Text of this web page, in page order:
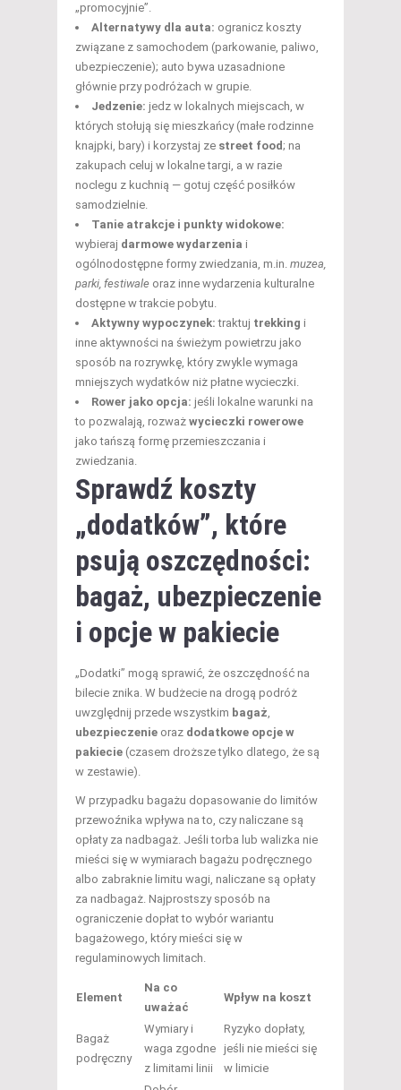
„promocyjnie”.
Alternatywy dla auta: ogranicz koszty
związane z samochodem (parkowanie, paliwo,
ubezpieczenie); auto bywa uzasadnione
głównie przy podróżach w grupie.
Jedzenie: jedz w lokalnych miejscach, w
których stołują się mieszkańcy (małe rodzinne
knajpki, bary) i korzystaj ze street food; na
zakupach celuj w lokalne targi, a w razie
noclegu z kuchnią — gotuj część posiłków
samodzielnie.
Tanie atrakcje i punkty widokowe:
wybieraj darmowe wydarzenia i
ogólnodostępne formy zwiedzania, m.in. muzea,
parki, festiwale oraz inne wydarzenia kulturalne
dostępne w trakcie pobytu.
Aktywny wypoczynek: traktuj trekking i
inne aktywności na świeżym powietrzu jako
sposób na rozrywkę, który zwykle wymaga
mniejszych wydatków niż płatne wycieczki.
Rower jako opcja: jeśli lokalne warunki na
to pozwalają, rozważ wycieczki rowerowe
jako tańszą formę przemieszczania i
zwiedzania.
Sprawdź koszty
„dodatków”, które
psują oszczędności:
bagaż, ubezpieczenie
i opcje w pakiecie
„Dodatki” mogą sprawić, że oszczędność na
bilecie znika. W budżecie na drogą podróż
uwzględnij przede wszystkim bagaż,
ubezpieczenie oraz dodatkowe opcje w
pakiecie (czasem droższe tylko dlatego, że są
w zestawie).
W przypadku bagażu dopasowanie do limitów
przewoźnika wpływa na to, czy naliczane są
opłaty za nadbagaż. Jeśli torba lub walizka nie
mieści się w wymiarach bagażu podręcznego
albo zabraknie limitu wagi, naliczane są opłaty
za nadbagaż. Najprostszy sposób na
ograniczenie dopłat to wybór wariantu
bagażowego, który mieści się w
regulaminowych limitach.
Element
Na co
uważać
Wpływ na koszt
Bagaż
podręczny
Wymiary i
waga zgodne
z limitami linii
Ryzyko dopłaty,
jeśli nie mieści się
w limicie